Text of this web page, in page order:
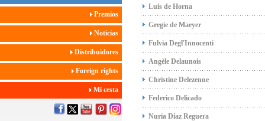
Premios
Noticias
Distribuidores
Foreign rights
Mi cesta
Luis de Horna
Gregie de Maeyer
Fulvia Degl'Innocenti
Angèle Delaunois
Christine Delezenne
Federico Delicado
Nuria Díaz Reguera